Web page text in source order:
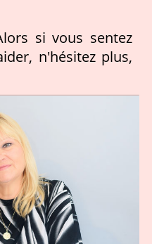
si vous sentez
n'hésitez plus,